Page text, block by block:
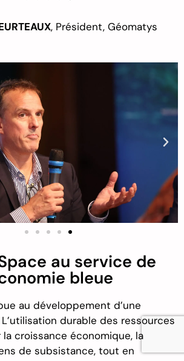
, Président, Géomatys
au service de
bleue
au développement d’une
L’utilisation durable des ressources
croissance économique, la
de subsistance, tout en